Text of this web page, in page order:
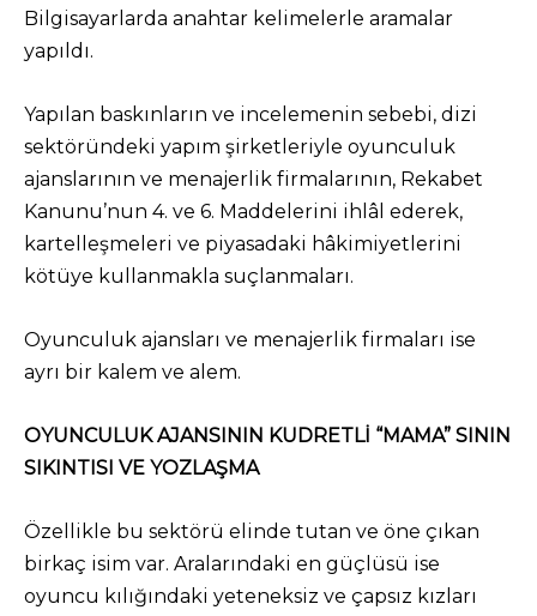
Bilgisayarlarda anahtar kelimelerle aramalar
yapıldı.
Yapılan baskınların ve incelemenin sebebi, dizi
sektöründeki yapım şirketleriyle oyunculuk
ajanslarının ve menajerlik firmalarının, Rekabet
Kanunu’nun 4. ve 6. Maddelerini ihlâl ederek,
kartelleşmeleri ve piyasadaki hâkimiyetlerini
kötüye kullanmakla suçlanmaları.
Oyunculuk ajansları ve menajerlik firmaları ise
ayrı bir kalem ve alem.
OYUNCULUK AJANSININ KUDRETLİ “MAMA” SININ
SIKINTISI VE YOZLAŞMA
Özellikle bu sektörü elinde tutan ve öne çıkan
birkaç isim var. Aralarındaki en güçlüsü ise
oyuncu kılığındaki yeteneksiz ve çapsız kızları